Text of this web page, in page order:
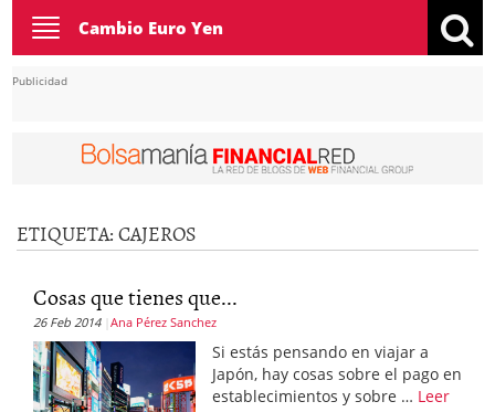
Toggle
navigation
Cambio Euro Yen
Publicidad
ETIQUETA:CAJEROS
Cosas que tienes que...
26 Feb 2014 Ana Pérez Sanchez
Si estás pensando en viajar a
Japón, hay cosas sobre el pago en
establecimientos y sobre … Leer